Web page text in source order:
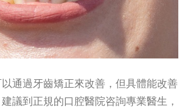
過牙齒矯正來改善，但具體能改善
議到正規的口腔醫院咨詢專業醫生，